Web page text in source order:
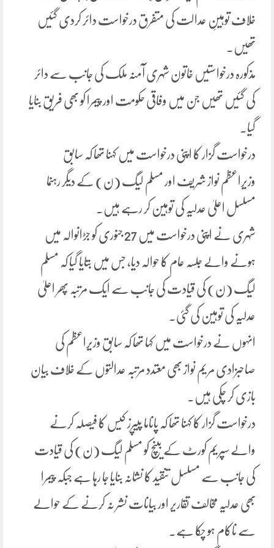
خلاف توہینِ عدالت کی متفرق درخواست دائر کردی گئیں
تھیں۔
مذکورہ درخواستیں خاتون شہری آمنہ ملک کی جانب سے دائر
کی گئیں تھیں جن میں وفاقی حکومت اور پیمرا کو بھی فریق بنایا
گیا۔
درخواست گزار کا اپنی درخواست میں کہنا تھا کہ سابق
وزیراعظم نواز شریف اور مسلم لیگ (ن) کے دیگر رہنما
مسلسل اعلیٰ عدلیہ کی توہین کر رہے ہیں۔
شہری نے اپنی درخواست میں 27 جنوری کو جڑانوالہ میں
ہونے والے جلسہ عام کا حوالہ دیا، جس میں بتایا گیا کہ مسلم
لیگ (ن) کی قیادت کی جانب سے ایک مرتبہ پھر اعلیٰ
عدلیہ کی توہین کی گئی۔
انہوں نے درخواست میں کہا تھا کہ سابق وزیراعظم کی
صاحبزادی مریم نواز بھی معتدد مرتبہ عدالتوں کے خلاف بیان
بازی کر چکی ہیں۔
درخواست گزار کا کہنا تھا کہ پاناما پیپرز کیس کا فیصلہ کرنے
والے سپریم کورٹ کے بینچ کو مسلم لیگ (ن) کی قیادت
کی جانب سے مسلسل تنقید کا نشانہ بنایا جا رہا ہے جبکہ پیمرا
بھی عدلیہ مخالف تقاریر اور بیانات نشر نہ کرنے کے حوالے
سے ناکام ہو چکا ہے۔